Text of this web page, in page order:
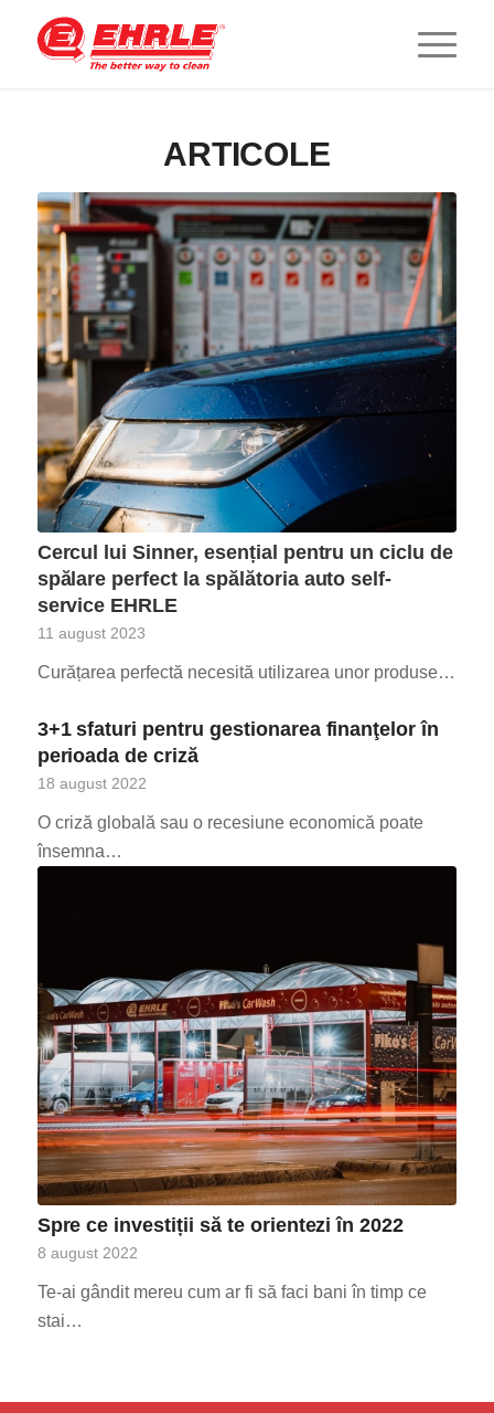
ARTICOLE
Cercul lui Sinner, esențial pentru un ciclu de
spălare perfect la spălătoria auto self-
service EHRLE
11 august 2023
Curățarea perfectă necesită utilizarea unor produse…
3+1 sfaturi pentru gestionarea finanţelor în
perioada de criză
18 august 2022
O criză globală sau o recesiune economică poate
însemna…
Spre ce investiții să te orientezi în 2022
8 august 2022
Te-ai gândit mereu cum ar fi să faci bani în timp ce
stai…